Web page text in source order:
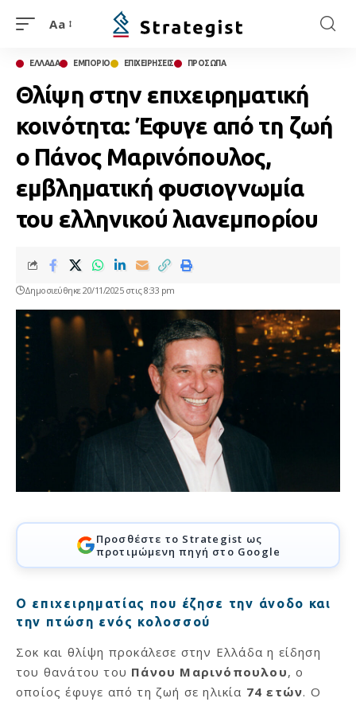
Aa
ΕΛΛΑΔΑ ΕΜΠΟΡΙΟ ΕΠΙΧΕΙΡΗΣΕΙΣ ΠΡΟΣΩΠΑ
Θλίψη στην επιχειρηματική
κοινότητα: Έφυγε από τη ζωή
ο Πάνος Μαρινόπουλος,
εμβληματική φυσιογνωμία
του ελληνικού λιανεμπορίου
Δημοσιεύθηκε 20/11/2025 στις 8:33 pm
Προσθέστε το Strategist ως
προτιμώμενη πηγή στο Google
Ο επιχειρηματίας που έζησε την άνοδο και
την πτώση ενός κολοσσού
Σοκ και θλίψη προκάλεσε στην Ελλάδα η είδηση
του θανάτου του Πάνου Μαρινόπουλου, ο
οποίος έφυγε από τη ζωή σε ηλικία 74 ετών. Ο